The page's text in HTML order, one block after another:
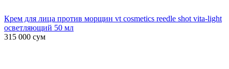
Крем для лица против морщин vt cosmetics reedle shot vita-light
осветляющий 50 мл
315 000 сум